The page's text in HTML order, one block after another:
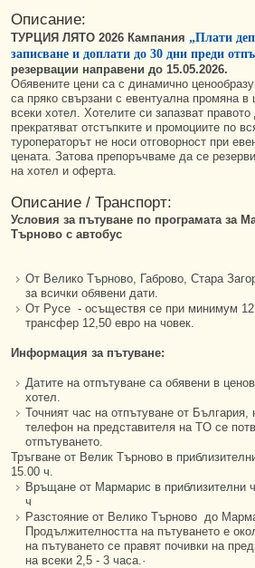
Описание:
ТУРЦИЯ ЛЯТО 2026 Кампания „Плати
записване и доплати до 30 дни преди
резервации направени до 15.05.2026.
Обявените цени са с динамично
са пряко свързани с евентуална промяна в
всеки хотел. Хотелите си запазват
прекратяват отстъпките и промоциите по
туроператорът не носи отговорност при
цената. Затова препоръчваме да се
на хотел и оферта.
Описание / Транспорт:
Условия за пътуване по програмата за
Търново с автобус
От Велико Търново, Габрово, Стара
за всички обявени дати.
От Русе - осъществя се при минимум
трансфер 12,50 евро на човек.
Информация за пътуване:
Датите на отпътуване са обявени в
хотел.
Точният час на отпътуване от България,
телефон на представителя на TО се
отпътуването.
Тръгване от Велик Търново в
15.00 ч.
Връщане от Мармарис в приблизителни
ч
Разстояние от Велико Търново до
Продължителността на пътуването е
на пътуването се правят почивки на
на всеки 2,5 - 3 часа.·